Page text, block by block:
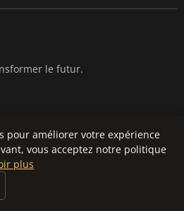
le futur.
pour améliorer votre expérience
vous acceptez notre politique
plus